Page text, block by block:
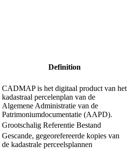
Definition
CADMAP is het digitaal product van het
kadastraal percelenplan van de
Algemene Administratie van de
Patrimoniumdocumentatie (AAPD).
Grootschalig Referentie Bestand
Gescande, gegeorefereerde kopies van
de kadastrale perceelsplannen